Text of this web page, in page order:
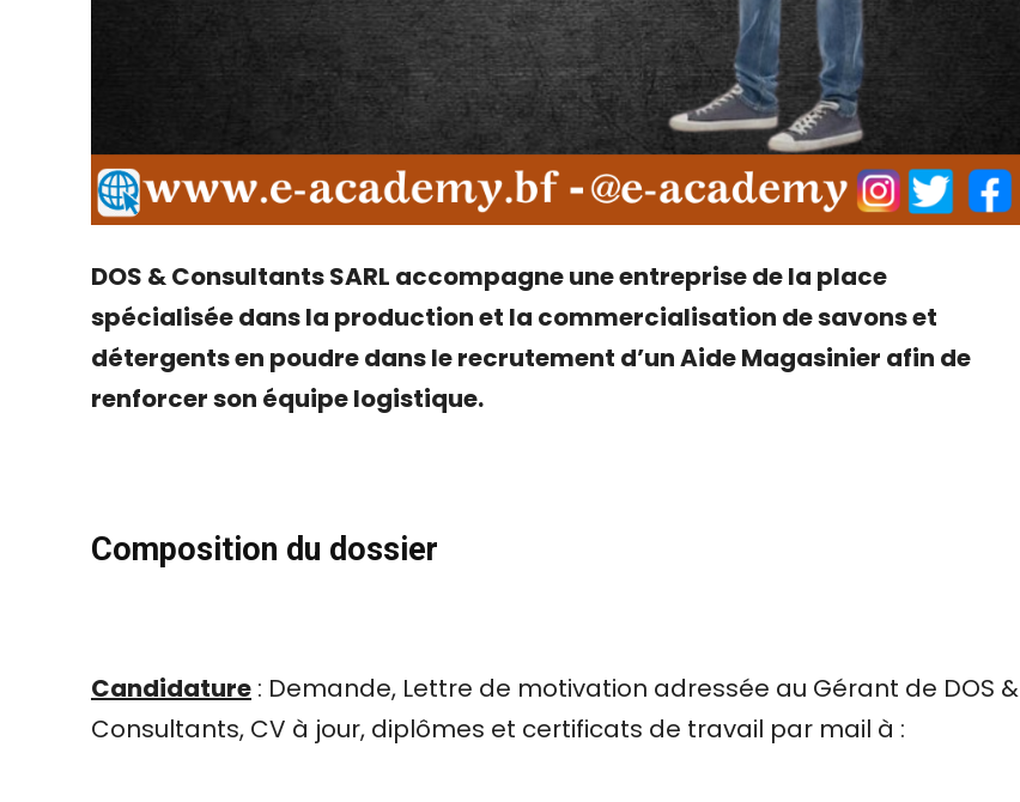
DOS & Consultants SARL accompagne une entreprise de la place
spécialisée dans la production et la commercialisation de savons et
détergents en poudre dans le recrutement d’un Aide Magasinier afin de
renforcer son équipe logistique.
Composition du dossier
Candidature : Demande, Lettre de motivation adressée au Gérant de DOS &
Consultants, CV à jour, diplômes et certificats de travail par mail à :